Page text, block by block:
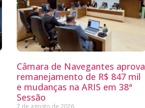
Câmara de Navegantes aprova
remanejamento de R$ 847 mil
e mudanças na ARIS em 38ª
Sessão